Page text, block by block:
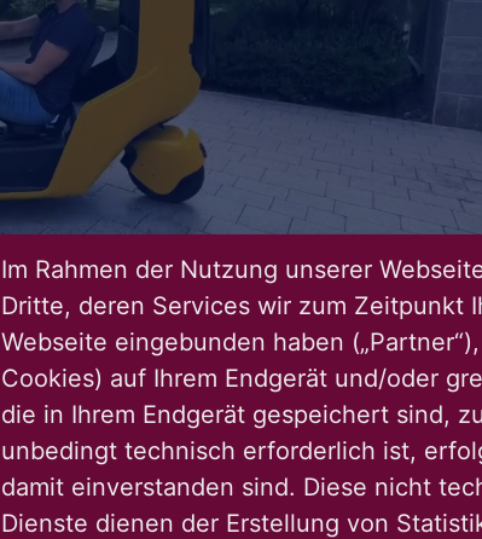
Im Rahmen der Nutzung unserer
Dritte, deren Services wir zum Zeitpunkt
Webseite eingebunden haben
Cookies) auf Ihrem Endgerät und/oder
die in Ihrem Endgerät gespeichert sind,
unbedingt technisch erforderlich ist,
damit einverstanden sind. Diese nicht
Dienste dienen der Erstellung von